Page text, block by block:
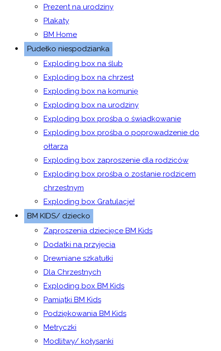
Prezent na urodziny
Plakaty
BM Home
Pudełko niespodzianka
Exploding box na ślub
Exploding box na chrzest
Exploding box na komunię
Exploding box na urodziny
Exploding box prośba o świadkowanie
Exploding box prośba o poprowadzenie do
ołtarza
Exploding box zaproszenie dla rodziców
Exploding box prośba o zostanie rodzicem
chrzestnym
Exploding box Gratulacje!
BM KIDS/ dziecko
Zaproszenia dziecięce BM Kids
Dodatki na przyjęcia
Drewniane szkatułki
Dla Chrzestnych
Exploding box BM Kids
Pamiątki BM Kids
Podziękowania BM Kids
Metryczki
Modlitwy/ kołysanki